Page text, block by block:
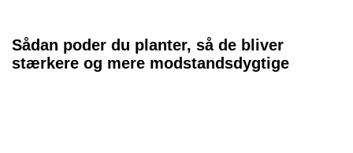
Sådan poder du planter, så de bliver
stærkere og mere modstandsdygtige